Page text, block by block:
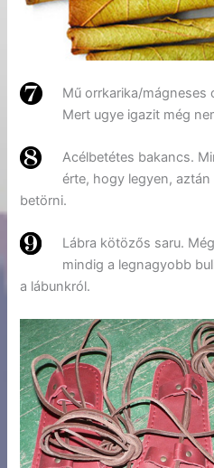
Mű orrkarika/mágneses
Mert ugye igazit még
Acélbetétes bakancs.
érte, hogy legyen,
betörni.
Lábra kötözős saru.
mindig a legnagyobb
a lábunkról.